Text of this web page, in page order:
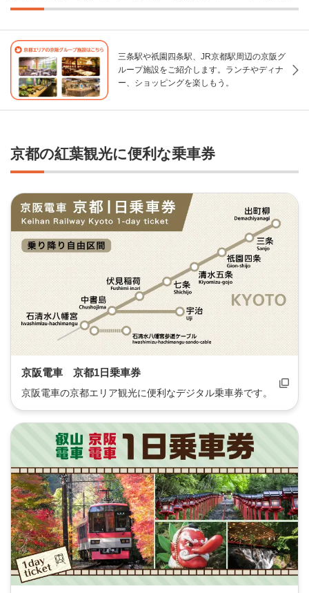
三条駅や祇󠄀園四条駅、JR京都駅周辺の京阪グ
ループ施設をご紹介します。ランチやディナ
ー、ショッピングを楽しもう。
京都の紅葉観光に便利な乗車券
京阪電車 京都1日乗車券
京阪電車の京都エリア観光に便利なデジタル乗車券です。